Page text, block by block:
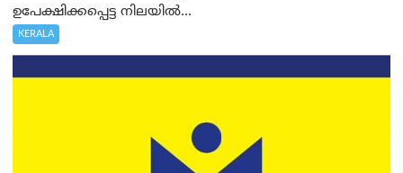
ഉപേക്ഷിക്കപ്പെട്ട നിലയിൽ...
KERALA